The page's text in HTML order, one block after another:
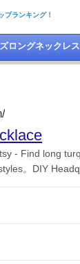
プランキング！
ロングネックレス